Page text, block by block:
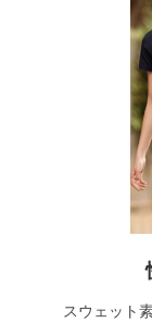
スウェット